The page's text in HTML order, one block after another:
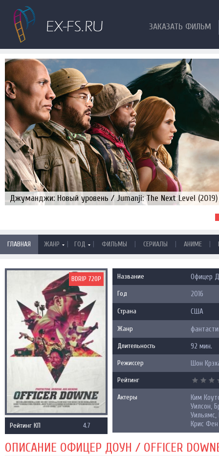
ЗАКАЗАТЬ ФИЛЬМ
Джуманджи: Новый уровень / Jumanji: The Next Level (2019)
ГЛАВНАЯ ЖАНР | ГОД | ФИЛЬМЫ | СЕРИАЛЫ | АНИМЕ |
BDRIP 720P
Рейтинг КП 4.7
Название Офицер
Год 2016
Страна США
Жанр
Длительность 92 мин.
Режиссер Шон
Рейтинг
Актеры
Ким
Уилсон,
Крис Фен
ОПИСАНИЕ ОФИЦЕР ДОУН / OFFICER